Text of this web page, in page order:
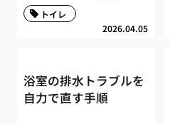
2026.04.05
トイレ
浴室の排水トラブルを
自力で直す手順